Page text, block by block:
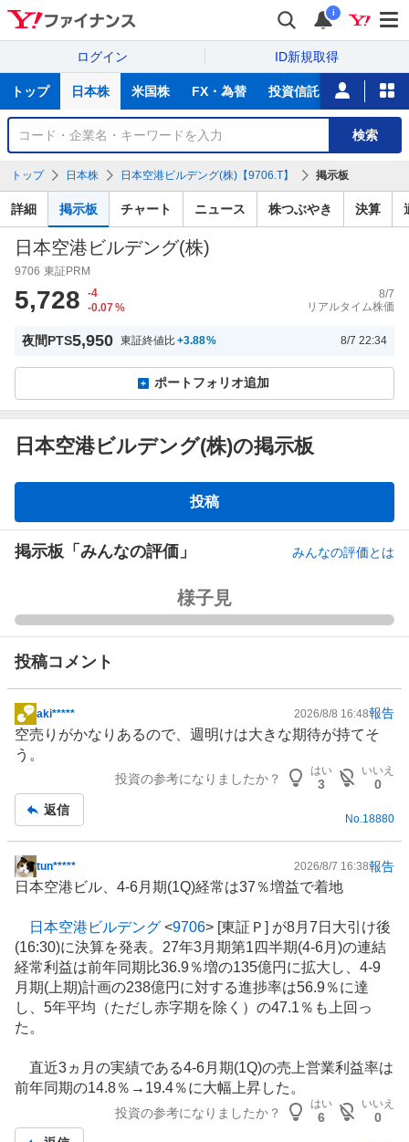
i
ログイン ID新規取得
サ
トップ 日本株 米国株 FX・為替 投資信託 ニュース
銘
検
索
検索
トップ 日本株 日本空港ビルデング(株)【9706.T】 掲示板
詳細 掲示板 チャート ニュース 株つぶやき 決算
日本空港ビルデング(株)
9706 東証PRM
5,728
-4
-0.07%
8/7
リアルタイム株価
夜間PTS5,950 東証終値比+3.88% 8/7 22:34
ポートフォリオ追加
日本空港ビルデング(株)の掲示板
板
投稿
掲示板「みんなの評価」 みんなの評価とは
く
買
い
た
い
0
%
、
い
た
0
%
、
見
1
0
0
%
り
様子見
投稿コメント
掲
示
板
aki***** 2026/8/8 16:48報告
空売りがかなりあるので、週明けは大きな期待が持てそ
う。
投資の参考になりましたか？
はい
3
いいえ
0
返信
No.18880
掲
示
事
tun***** 2026/8/7 16:38報告
日本空港ビル、4-6月期(1Q)経常は37％増益で着地
日本空港ビルデング <9706> [東証Ｐ] が8月7日大引け後
(16:30)に決算を発表。27年3月期第1四半期(4-6月)の連結
経常利益は前年同期比36.9％増の135億円に拡大し、4-9
月期(上期)計画の238億円に対する進捗率は56.9％に達
し、5年平均（ただし赤字期を除く）の47.1％も上回っ
た。
直近3ヵ月の実績である4-6月期(1Q)の売上営業利益率は
前年同期の14.8％→19.4％に大幅上昇した。
投資の参考になりましたか？
はい
6
いいえ
0